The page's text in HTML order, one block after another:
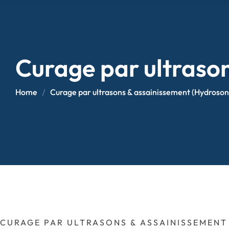
Curage par
Home Curage par ultrasons & assainissement
CURAGE PAR ULTRASONS & ASSAINISSEMENT